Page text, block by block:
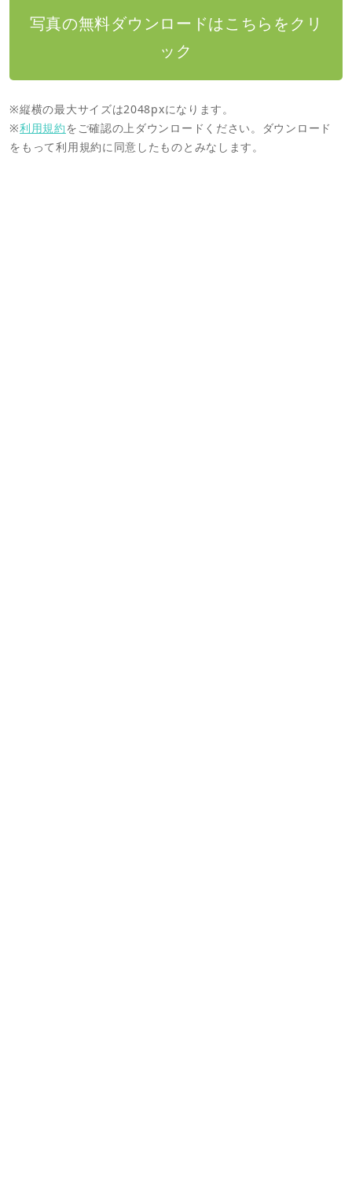
写真の無料ダウンロードはこちらをクリ
ック
※縦横の最大サイズは2048pxになります。
※利用規約をご確認の上ダウンロードください。ダウンロード
をもって利用規約に同意したものとみなします。